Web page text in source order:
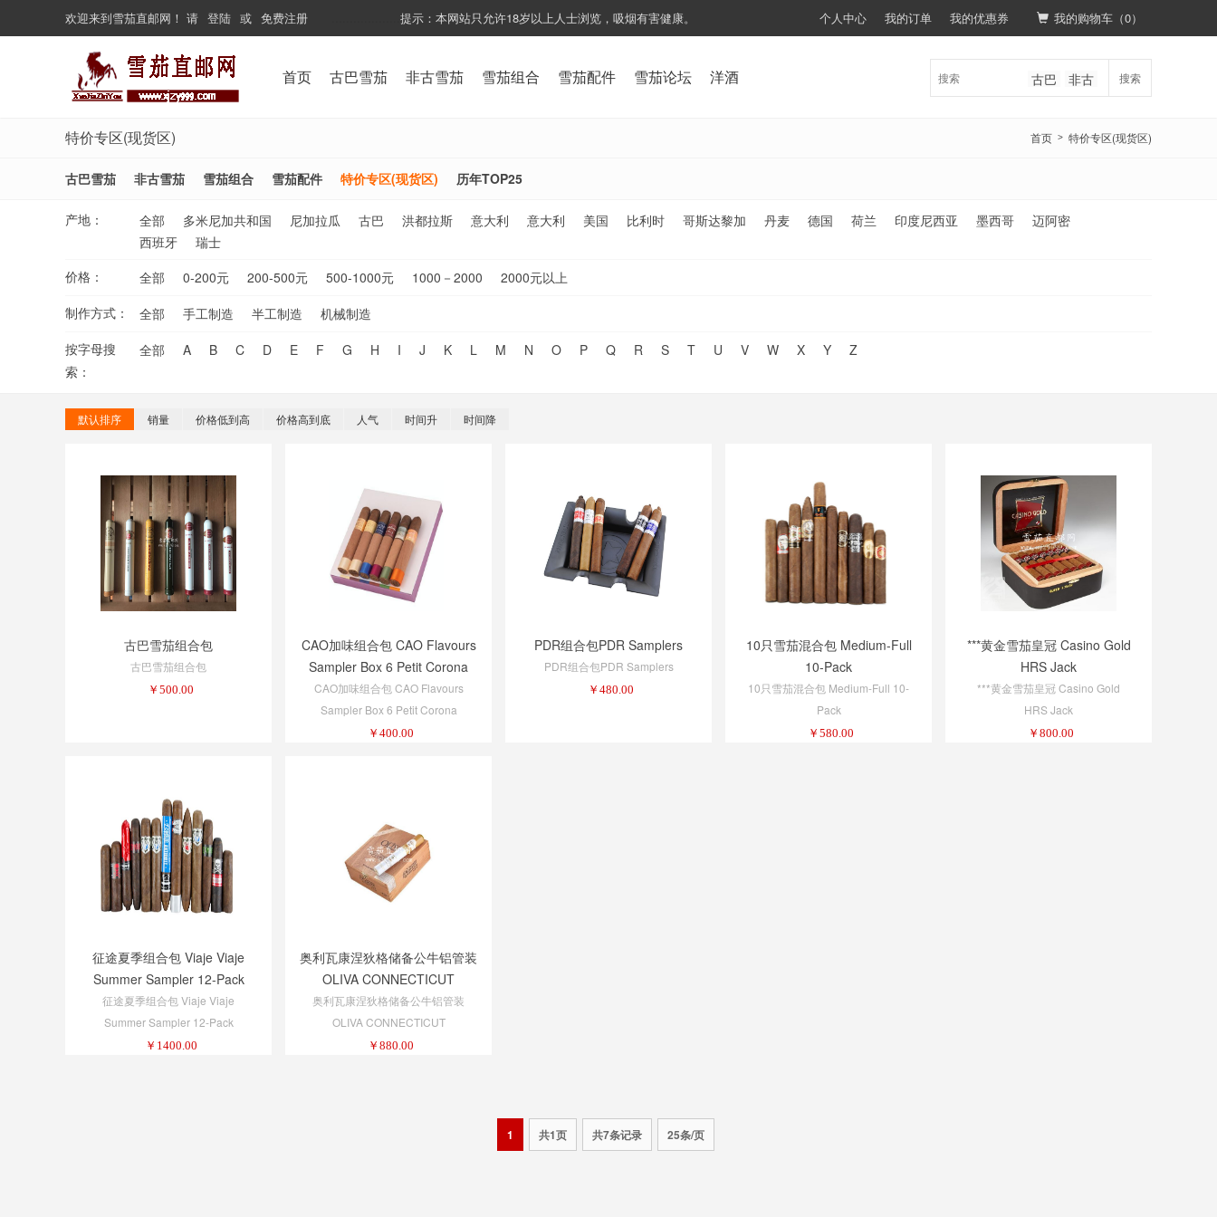
个人中心 我的订单 我的优惠券
欢迎来到雪茄直邮网 ！ 请 登陆 或 免费注册 提示：本网站只允许18岁以上人士浏览，吸烟有害健康。 我的购物车（0）
首页 古巴雪茄 非古雪茄 雪茄组合 雪茄配件 雪茄论坛 洋酒 搜索
古巴 非古
特价专区(现货区) 首页 > 特价专区(现货区)
古巴雪茄 非古雪茄 雪茄组合 雪茄配件 特价专区(现货区) 历年TOP25
产地： 全部 多米尼加共和国 尼加拉瓜 古巴 洪都拉斯 意大利 意大利 美国 比利时 哥斯达黎加 丹麦 德国 荷兰 印度尼西亚 墨西哥
迈阿密
西班牙
瑞士
价格：
全部 0-200元 200-500元 500-1000元 1000－2000
2000元以上
制作方式：
全部 手工制造 半工制造
机械制造
按字母搜
索：
全部 A B C D E F G H I J K L M N O P Q R S T U V W X Y Z
默认排序 销量 价格低到高 价格高到底 人气 时间升 时间降
古巴雪茄组合包
古巴雪茄组合包
￥ 500.00
CAO加味组合包 CAO Flavours
Sampler Box 6 Petit Corona
CAO加味组合包 CAO Flavours
Sampler Box 6 Petit Corona
￥ 400.00
PDR组合包PDR Samplers
PDR组合包PDR Samplers
￥ 480.00
10只雪茄混合包 Medium-Full
10-Pack
10只雪茄混合包 Medium-Full 10-
Pack
￥ 580.00
***黄金雪茄皇冠 Casino Gold
HRS Jack
***黄金雪茄皇冠 Casino Gold
HRS Jack
￥ 800.00
征途夏季组合包 Viaje Viaje
Summer Sampler 12-Pack
征途夏季组合包 Viaje Viaje
Summer Sampler 12-Pack
￥ 1400.00
奥利瓦康涅狄格储备公牛铝管装
OLIVA CONNECTICUT
RESERVE TORO TUBOS
奥利瓦康涅狄格储备公牛铝管装
OLIVA CONNECTICUT
RESERVE TORO TUBOS
￥ 880.00
1 共1页 共7条记录 25条/页